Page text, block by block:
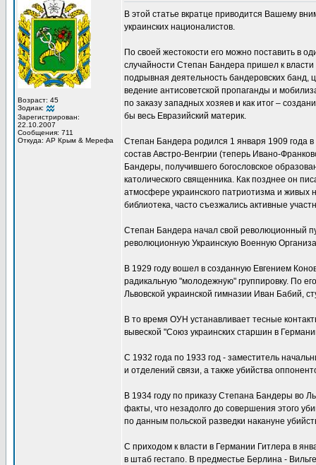
Возраст: 45
Зодиак:
Зарегистрирован:
22.10.2007
Сообщения: 711
Откуда: АР Крым & Мерефа
В этой статье вкратце приводится Вашему
украинских националистов.
По своей жестокости его можно поставить в
случайности Степан Бандера пришел к
подрывная деятельность бандеровских банд,
ведение антисоветской пропаганды и
по заказу западных хозяев и как итог –
бы весь Евразийский материк.
Степан Бандера родился 1 января 1909 года
состав Австро-Венгрии (теперь Ивано-
Бандеры, получившего богословское
католического священника. Как позднее он
атмосфере украинского патриотизма и
библиотека, часто съезжались активные
Степан Бандера начал свой революционный
революционную Украинскую Военную
В 1929 году вошел в созданную Евгением
радикальную "молодежную" группировку. По
Львовской украинской гимназии Иван Бабий,
В то время ОУН устанавливает тесные
вывеской "Союз украинских старшин в
С 1932 года по 1933 год - заместитель
и отделений связи, а также убийства
В 1934 году по приказу Степана Бандеры во
факты, что незадолго до совершения этого
по данным польской разведки накануне
С приходом к власти в Германии Гитлера в
в штаб гестапо. В предместье Берлина -